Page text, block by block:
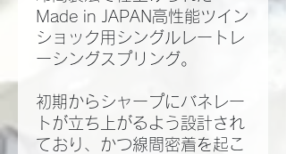
Made in JAPAN高性能ツイン
ショック用シングルレートレ
ーシングスプリング。
初期からシャープにバネレー
トが立ち上がるよう設計され
ており、かつ線間密着を起こ